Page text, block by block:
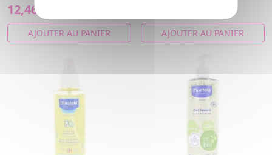
12,46€
AJOUTER AU PANIER AJOUTER AU PANIER